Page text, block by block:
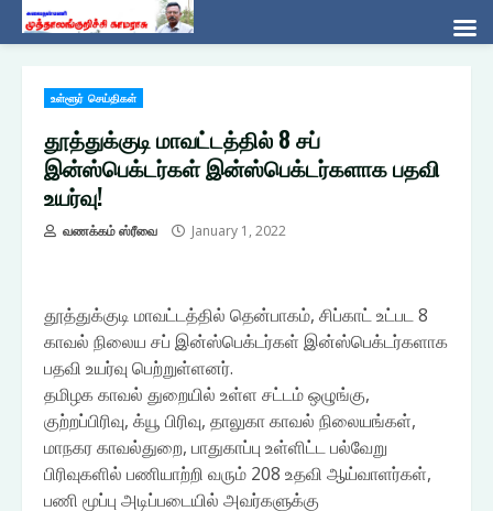
content
உள்ளூர் செய்திகள்
தூத்துக்குடி மாவட்டத்தில் 8 சப்
இன்ஸ்பெக்டர்கள் இன்ஸ்பெக்டர்களாக பதவி
உயர்வு!
வணக்கம் ஸ்ரீவை January 1, 2022
தூத்துக்குடி மாவட்டத்தில் தென்பாகம், சிப்காட் உட்பட 8
காவல் நிலைய சப் இன்ஸ்பெக்டர்கள் இன்ஸ்பெக்டர்களாக
பதவி உயர்வு பெற்றுள்ளனர்.
தமிழக காவல் துறையில் உள்ள சட்டம் ஒழுங்கு,
குற்றப்பிரிவு, க்யூ பிரிவு, தாலுகா காவல் நிலையங்கள்,
மாநகர காவல்துறை, பாதுகாப்பு உள்ளிட்ட பல்வேறு
பிரிவுகளில் பணியாற்றி வரும் 208 உதவி ஆய்வாளர்கள்,
பணி மூப்பு அடிப்படையில் அவர்களுக்கு